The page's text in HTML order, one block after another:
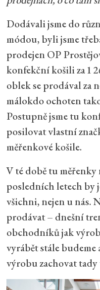
Dodávali jsme do
módou, byli jsme
prodejen OP
konfekční košili za 1
oblek se prodával za
málokdo ochoten
Postupně jsme tu
posilovat vlastní
měřenkové košile.
V té době tu
posledních letech by
všichni, nejen u nás.
prodávat – dnešní
obchodníků jak
vyrábět stále budeme
výrobu zachovat tady